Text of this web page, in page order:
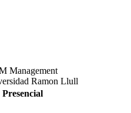
Management
Ramon Llull
Presencial